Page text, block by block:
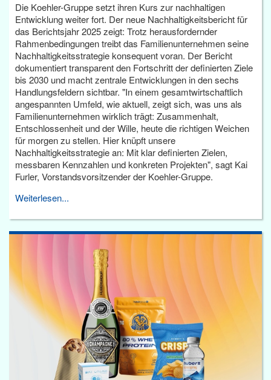
Die Koehler-Gruppe setzt ihren Kurs zur nachhaltigen
Entwicklung weiter fort. Der neue Nachhaltigkeitsbericht für
das Berichtsjahr 2025 zeigt: Trotz herausfordernder
Rahmenbedingungen treibt das Familienunternehmen seine
Nachhaltigkeitsstrategie konsequent voran. Der Bericht
dokumentiert transparent den Fortschritt der definierten Ziele
bis 2030 und macht zentrale Entwicklungen in den sechs
Handlungsfeldern sichtbar. "In einem gesamtwirtschaftlich
angespannten Umfeld, wie aktuell, zeigt sich, was uns als
Familienunternehmen wirklich trägt: Zusammenhalt,
Entschlossenheit und der Wille, heute die richtigen Weichen
für morgen zu stellen. Hier knüpft unsere
Nachhaltigkeitsstrategie an: Mit klar definierten Zielen,
messbaren Kennzahlen und konkreten Projekten", sagt Kai
Furler, Vorstandsvorsitzender der Koehler-Gruppe.
Weiterlesen...